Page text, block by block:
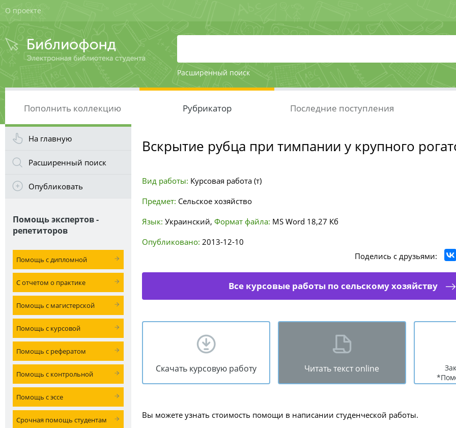
О проекте
Расширенный поиск
Пополнить коллекцию Рубрикатор Последние поступления
На главную
Расширенный поиск
Опубликовать
Помощь экспертов -
репетиторов
Помощь с дипломной
С отчетом о практике
Помощь с магистерской
Помощь с курсовой
Помощь с рефератом
Помощь с контрольной
Помощь с эссе
Срочная помощь студентам
Вскрытие рубца при тимпании у крупного
Вид работы: Курсовая работа (т)
Предмет: Сельское хозяйство
Язык: Украинский, Формат файла: MS Word 18,27 Кб
Опубликовано: 2013-12-10
Поделись с друзьями:
Все курсовые работы по сельскому хозяйству
Скачать курсовую работу Читать текст online
Вы можете узнать стоимость помощи в написании студенческой работы.